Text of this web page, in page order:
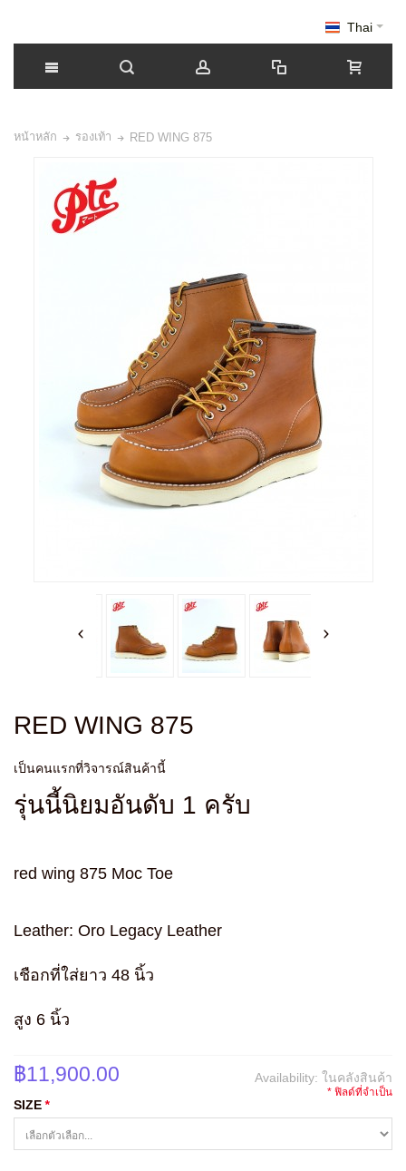
Thai
หน้าหลัก รองเท้า RED WING 875
RED WING 875
เป็นคนแรกที่วิจารณ์สินค้านี้
รุ่นนี้นิยมอันดับ 1 ครับ
red wing 875 Moc Toe
Leather: Oro Legacy Leather
เชือกที่ใส่ยาว 48 นิ้ว
สูง 6 นิ้ว
Availability: ในคลังสินค้า
฿11,900.00
*
SIZE
* ฟิลด์ที่จำเป็น